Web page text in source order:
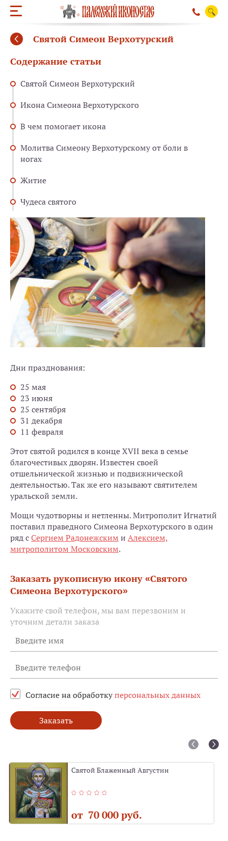
Святой Симеон Верхотурский
Содержание статьи
Святой Симеон Верхотурский
Икона Симеона Верхотурского
В чем помогает икона
Молитва Симеону Верхотурскому от боли в
ногах
Житие
Чудеса святого
Дни празднования:
25 мая
23 июня
25 сентября
31 декабря
11 февраля
Этот святой родился в конце XVII века в семье
благочестивых дворян. Известен своей
отшельнической жизнью и подвижнической
деятельностью. Так же его называют святителем
уральской земли.
Мощи чудотворны и нетленны. Митрополит Игнатий
поставил праведного Симеона Верхотурского в один
ряд с Сергием Радонежским и Алексием,
митрополитом Московским.
Заказать рукописную икону «Святого
Симеона Верхотурского»
Укажите свой телефон, мы вам перезвоним и
уточним детали заказа
Согласие на обработкуперсональных данных
Заказать
Святой Блаженный Августин
от 70 000 руб.